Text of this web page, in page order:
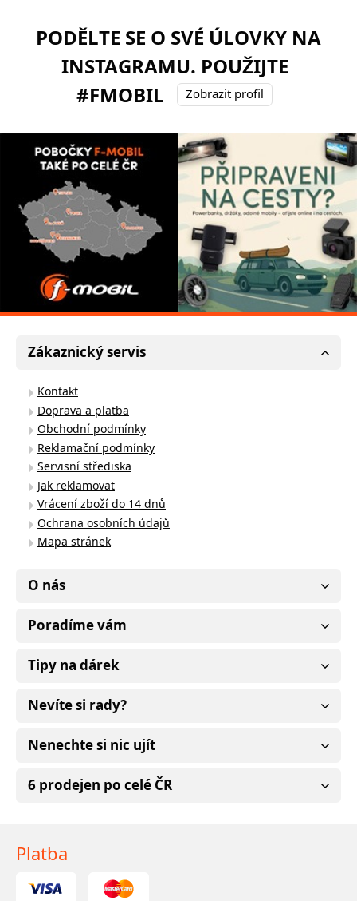
PODĚLTE SE O SVÉ ÚLOVKY NA
INSTAGRAMU. POUŽIJTE
#FMOBIL
Zobrazit profil
Zákaznický servis
Kontakt
Doprava a platba
Obchodní podmínky
Reklamační podmínky
Servisní střediska
Jak reklamovat
Vrácení zboží do 14 dnů
Ochrana osobních údajů
Mapa stránek
O nás
Poradíme vám
Tipy na dárek
Nevíte si rady?
Nenechte si nic ujít
6 prodejen po celé ČR
Platba